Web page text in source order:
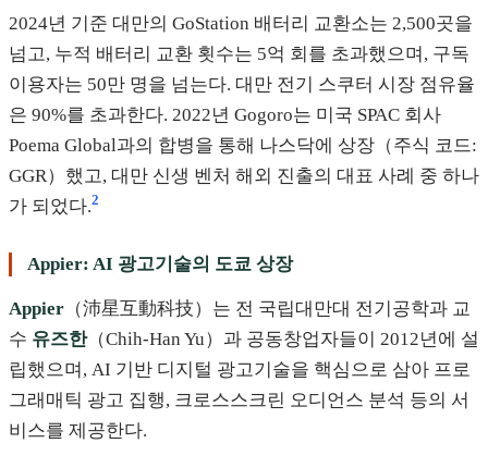
2024년 기준 대만의 GoStation 배터리 교환소는 2,500곳을
넘고, 누적 배터리 교환 횟수는 5억 회를 초과했으며, 구독
이용자는 50만 명을 넘는다. 대만 전기 스쿠터 시장 점유율
은 90%를 초과한다. 2022년 Gogoro는 미국 SPAC 회사
Poema Global과의 합병을 통해 나스닥에 상장（주식 코드:
GGR）했고, 대만 신생 벤처 해외 진출의 대표 사례 중 하나
가 되었다.2
Appier: AI 광고기술의 도쿄 상장
Appier （沛星互動科技）는 전 국립대만대 전기공학과 교
수 유즈한（Chih-Han Yu）과 공동창업자들이 2012년에 설
립했으며, AI 기반 디지털 광고기술을 핵심으로 삼아 프로
그래매틱 광고 집행, 크로스스크린 오디언스 분석 등의 서
비스를 제공한다.